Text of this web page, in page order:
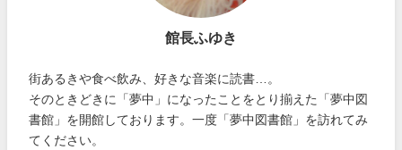
館長ふゆき
街あるきや食べ飲み、好きな音楽に読書…。
そのときどきに「夢中」になったことをとり揃えた「夢中図
書館」を開館しております。一度「夢中図書館」を訪れてみ
てください。